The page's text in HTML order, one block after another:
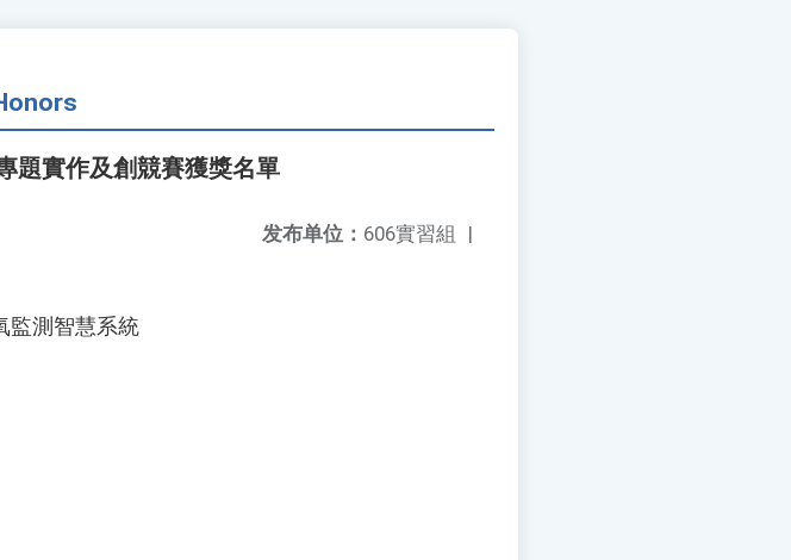
題實作及創競賽獲獎名單
发布单位： 606實習組 |
監測智慧系統